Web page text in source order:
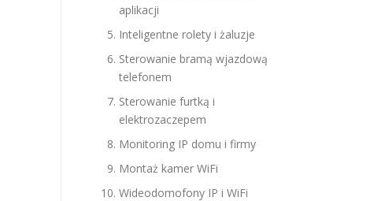
aplikacji
Inteligentne rolety i żaluzje
Sterowanie bramą wjazdową
telefonem
Sterowanie furtką i
elektrozaczepem
Monitoring IP domu i firmy
Montaż kamer WiFi
Wideodomofony IP i WiFi